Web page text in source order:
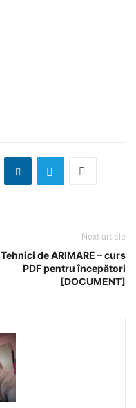
Next article
Tehnici de ARIMARE – curs
PDF pentru începători
[DOCUMENT]